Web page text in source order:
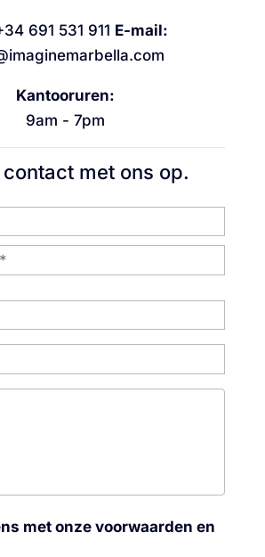
691 531 911 E-mail:
Kantooruren:
9am - 7pm
met ons op.
met onze voorwaarden en